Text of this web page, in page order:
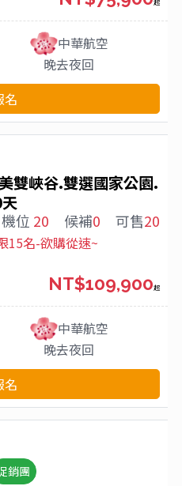
中華航空
晚去夜回
起
名
雙峽谷.雙選國家公園.
機位 20 候補0 可售20
15名-欲購從速~
中華航空
晚去夜回
NT$109,900起
名
銷團